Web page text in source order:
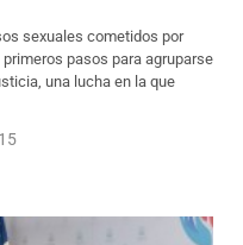
sexuales cometidos por
pasos para agruparse
una lucha en la que